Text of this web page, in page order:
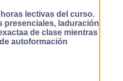
lectivas del curso.
laduración
de clase mientras
autoformación